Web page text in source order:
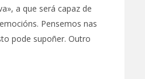
a que será capaz de
Pensemos nas
pode supoñer. Outro